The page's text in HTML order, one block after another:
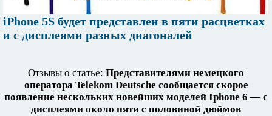
iPhone 5S будет представлен в пяти расцветках
и с дисплеями разных диагоналей
Отзывы о статье: Представителями немецкого
оператора Telekom Deutsche сообщается скорое
появление нескольких новейших моделей Iphone 6 — с
дисплеями около пяти с половиной дюймов